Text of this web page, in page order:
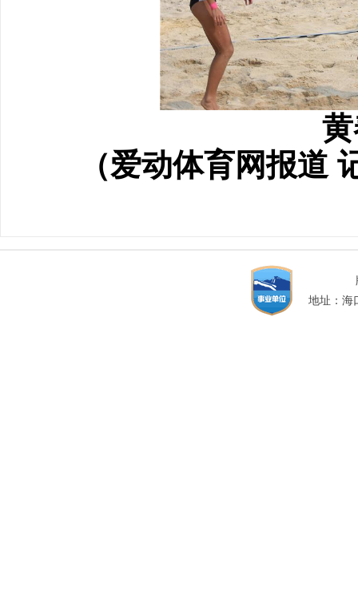
（爱动体育网报道
地址：